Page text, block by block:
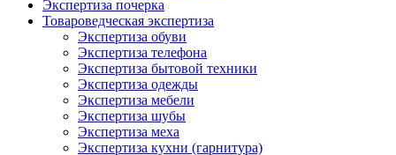
Экспертиза почерка
Товароведческая экспертиза
Экспертиза обуви
Экспертиза телефона
Экспертиза бытовой техники
Экспертиза одежды
Экспертиза мебели
Экспертиза шубы
Экспертиза меха
Экспертиза кухни (гарнитура)